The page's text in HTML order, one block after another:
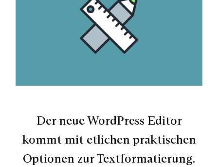
Der neue WordPress Editor
kommt mit etlichen praktischen
Optionen zur Textformatierung.